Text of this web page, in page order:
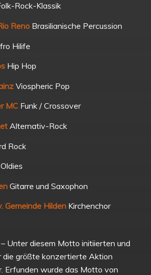
Rock-Klassik
RenoBrasilianische Percussion
Hilife
Hip Hop
Viospheric Pop
MC Funk / Crossover
Alternativ-Rock
Rock
Gitarre und Saxophon
Gemeinde HildenKirchenchor
– Unter diesem Motto initiierten und
die größte konzertierte Aktion
Erfunden wurde das Motto von